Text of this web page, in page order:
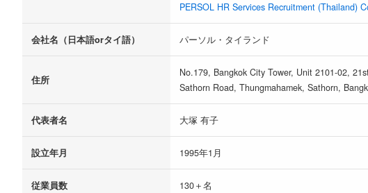
PERSOL HR Services Recruitment (Thailand)
会社名（日本語orタイ語） パーソル・タイランド
住所
No.179, Bangkok City Tower, Unit 2101-02,
Sathorn Road, Thungmahamek, Sathorn,
代表者名 大塚 有子
設立年月 1995年1月
従業員数 130＋名